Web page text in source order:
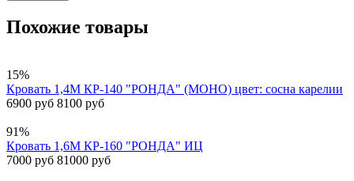
Похожие товары
15%
Кровать 1,4М КР-140 "РОНДА" (МОНО) цвет: сосна карелии
6900 руб 8100 руб
91%
Кровать 1,6М КР-160 "РОНДА" ИЦ
7000 руб 81000 руб